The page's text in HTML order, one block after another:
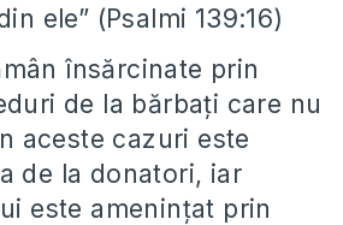
ele” (Psalmi 139:16)
însărcinate prin
de la bărbați care nu
aceste cazuri este
de la donatori, iar
este ameninţat prin